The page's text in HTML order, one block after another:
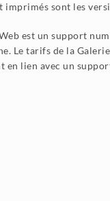
imprimés sont les
est un support
Le tarifs de la
en lien avec un